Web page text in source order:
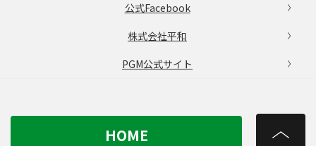
公式Facebook
株式会社平和
PGM公式サイト
HOME